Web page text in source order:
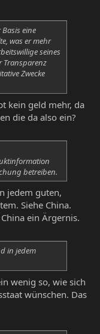
eine
was er mehr
seines
Transparenz
Zwecke
kein geld mehr, da
die da also ein?
betreiben.
jedem guten,
Siehe China.
ein Ärgernis.
in jedem
wenig so, wie sich
wünschen. Das